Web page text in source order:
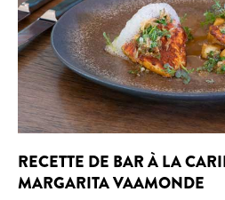
RECETTE DE BAR À LA
MARGARITA VAAMONDE